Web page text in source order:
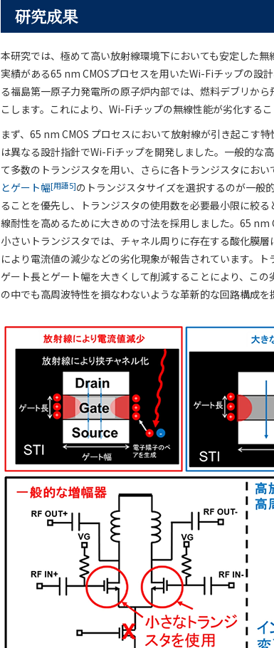
研究成果
本研究では、極めて高い放射線環境下においても安定した
実績がある65 nm CMOSプロセスを用いたWi-Fiチップの設
る福島第一原子力発電所の原子炉内部では、燃料デブリか
こします。これにより、Wi-Fiチップの無線性能が劣化するこ
まず、65 nm CMOS プロセスにおいて放射線が引き起こす
は異なる設計指針でWi-Fiチップを開発しました。一般的な
て多数のトランジスタを用い、さらに各トランジスタにお
とゲート幅[用語5]のトランジスタサイズを選択するのが一般
ることを優先し、トランジスタの使用数を必要最小限に絞
線耐性を高めるために大きめの寸法を採用しました。65
小さいトランジスタでは、チャネル周りに存在する酸化膜
により電流値の減少などの劣化現象が報告されています。
ゲート長とゲート幅を大きくして削減することにより、こ
の中でも高周波特性を損なわないような革新的な回路構成を